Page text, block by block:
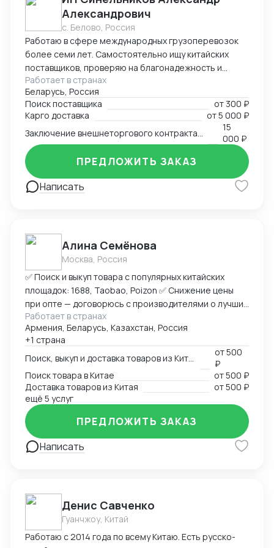
быстрые и четкие ответы, прозрачные тарифы и
надежное исполнение обязательств.
Александрович
с. Белово, Россия
Работаю в сфере международных грузоперевозок
более семи лет. Самостоятельно ищу китайских
поставщиков, проверяю на благонадежность и
выстраиваю долгосрочные торговые отношения.
Осуществляю полный цикл сделки с китайскими
производителями от поиска поставщика и выкупа
товаров, до поставки продукции на склад покупателя.
Берусь за сложные проекты и помогаю решить
нестандартные вопросы.
Работает в странах
Беларусь, Россия
Поиск поставщика
от 300 ₽
Карго доставка
от5 000 ₽
15
000 ₽
Написать
ПРЕДЛОЖИТЬ ЗАКАЗ
Алина Семёнова
Москва, Россия
✅ Поиск и выкуп товара с популярных китайских
площадок: 1688, Taobao, Poizon ✅ Снижение цены
при опте — договорюсь с производителями о лучших
условиях ✅ Предоставлю фото- и видеоотчет перед
отправкой ✅ Надежная упаковка — минимизация
рисков повреждений при перевозке ✅ Доставка
товара до склада в Москву, отправка в любой город
России (ТК на выбор) ✅ Также доставлю в Армению,
Беларусь, Казахстан, Кыргызстан ✅ Полное
сопровождение — от заказа до получения ➡
Пришлите ссылку на товар или фото, его количество,
и я рассчитаю стоимость доставки
Работает в странах
Армения, Беларусь, Казахстан, Россия
+1 страна
от500
₽
Поиск товара в Китае
от500 ₽
Доставка товаров из Китая
от500 ₽
ещё 5 услуг
Написать
ПРЕДЛОЖИТЬ ЗАКАЗ
Денис Савченко
Гуанчжоу, Китай
Работаю с 2014 года по всему Китаю. Есть русско-